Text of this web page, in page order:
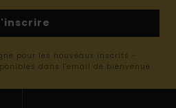
pour les nouveaux inscrits -
dans l'email de bienvenue